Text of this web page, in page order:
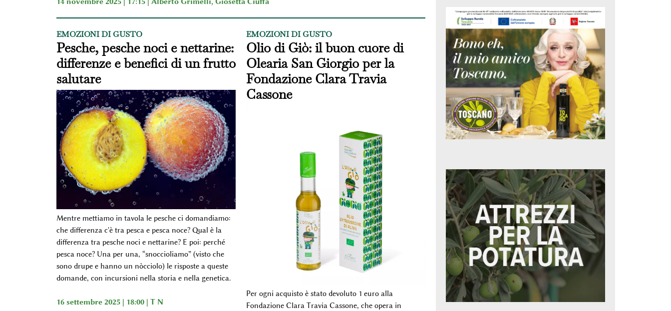
EMOZIONI DI GUSTO
Pesche, pesche noci e nettarine:
differenze e benefici di un frutto
salutare
Mentre mettiamo in tavola le pesche ci domandiamo:
che differenza c'è tra pesca e pesca noce? Qual è la
differenza tra pesche noci e nettarine? E poi: perché
pesca noce? Una per una, “snoccioliamo” (visto che
sono drupe e hanno un nòcciolo) le risposte a queste
domande, con incursioni nella storia e nella genetica.
16 settembre 2025 | 18:00 | T N
EMOZIONI DI GUSTO
Olio di Giò: il buon cuore di
Olearia San Giorgio per la
Fondazione Clara Travia
Cassone
Per ogni acquisto è stato devoluto 1 euro alla
Fondazione Clara Travia Cassone, che opera in